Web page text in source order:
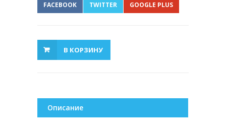
FACEBOOK TWITTER GOOGLE PLUS
В КОРЗИНУ
Описание